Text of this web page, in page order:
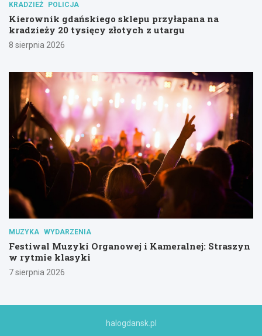
KRADZIEŻ POLICJA
Kierownik gdańskiego sklepu przyłapana na
kradzieży 20 tysięcy złotych z utargu
8 sierpnia 2026
MUZYKA WYDARZENIA
Festiwal Muzyki Organowej i Kameralnej: Straszyn
w rytmie klasyki
7 sierpnia 2026
halogdansk.pl